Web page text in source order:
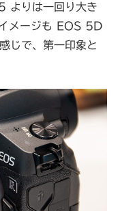
よりは一回り大き
メージも EOS 5D
じで、第一印象と